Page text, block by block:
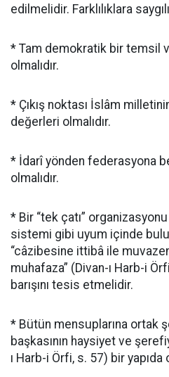
edilmelidir. Farklılıklara
* Tam demokratik bir temsil
olmalıdır.
* Çıkış noktası İslâm
değerleri olmalıdır.
* İdarî yönden federasyona
olmalıdır.
* Bir “tek çatı”
sistemi gibi uyum içinde
“câzibesine ittibâ ile
muhafaza” (Divan-ı Harb-i
barışını tesis etmelidir.
* Bütün mensuplarına ortak
başkasının haysiyet ve
ı Harb-i Örfi, s. 57) bir yapıda